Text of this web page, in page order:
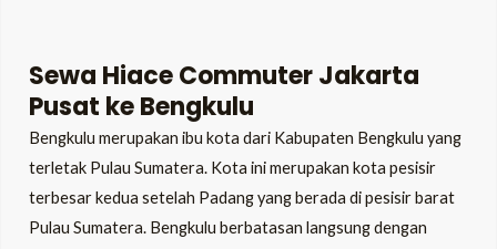
Sewa Hiace Commuter Jakarta
Pusat ke Bengkulu
Bengkulu merupakan ibu kota dari Kabupaten Bengkulu yang
terletak Pulau Sumatera. Kota ini merupakan kota pesisir
terbesar kedua setelah Padang yang berada di pesisir barat
Pulau Sumatera. Bengkulu berbatasan langsung dengan